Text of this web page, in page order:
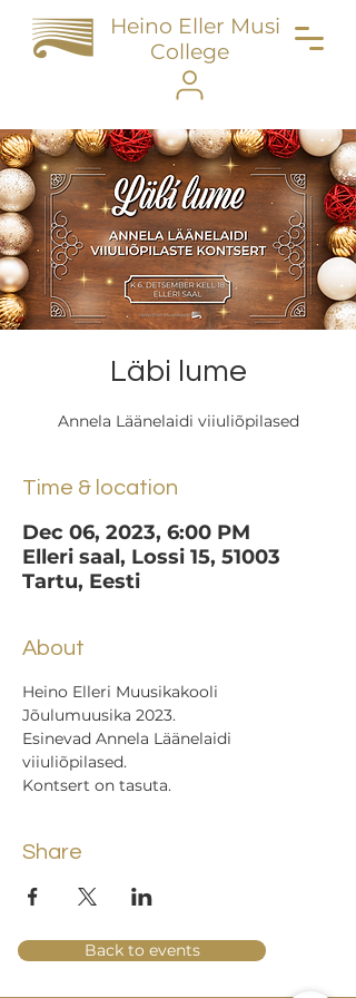
Heino Eller Music
College
Läbi lume
Annela Läänelaidi viiuliõpilased
Time & location
Dec 06, 2023, 6:00 PM
Elleri saal, Lossi 15, 51003
Tartu, Eesti
About
Heino Elleri Muusikakooli
Jõulumuusika 2023.
Esinevad Annela Läänelaidi
viiuliõpilased.
Kontsert on tasuta.
Share
Back to events